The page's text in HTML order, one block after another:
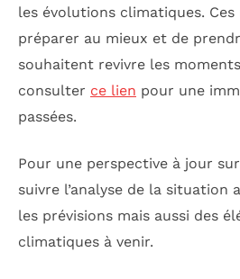
les évolutions climatiques.
préparer au mieux et de
souhaitent revivre les
consulter ce lien pour une
passées.
Pour une perspective à jour
suivre l’analyse de la situation
les prévisions mais aussi des
climatiques à venir.